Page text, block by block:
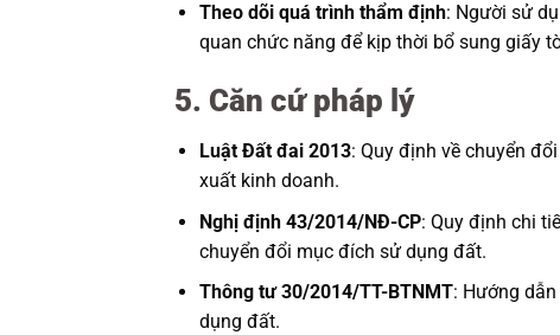
Theo dõi quá trình thẩm định: Người sử
quan chức năng để kịp thời bổ sung giấy
5. Căn cứ pháp lý
Luật Đất đai 2013: Quy định về chuyển
xuất kinh doanh.
Nghị định 43/2014/NĐ-CP: Quy định chi
chuyển đổi mục đích sử dụng đất.
Thông tư 30/2014/TT-BTNMT: Hướng
dụng đất.